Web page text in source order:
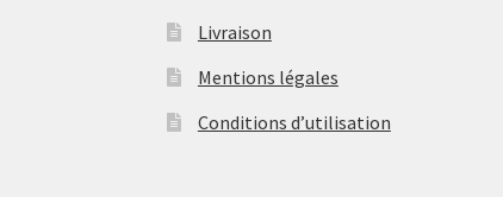
Livraison
Mentions légales
Conditions d’utilisation